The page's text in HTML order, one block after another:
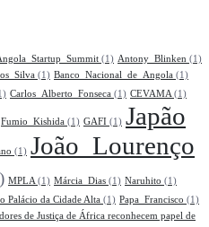
(1) Antony_Blinken (1)
(1) Banco_Nacional_de_Angola (1)
Carlos_Alberto_Fonseca (1) CEVAMA(1)
Fumio_Kishida (1) GAFI (1) Japão
(1) João_Lourenço
MPLA(1) Márcia_Dias (1) Naruhito (1)
Palácio da Cidade Alta (1) Papa_Francisco (1)
de Justiça de África reconhecem papel de